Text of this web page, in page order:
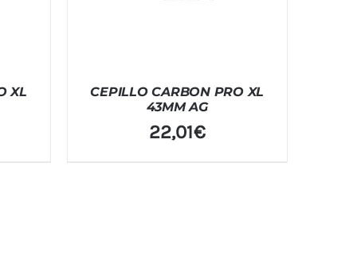
XL
CEPILLO CARBON PRO XL
43MM AG
22,01€